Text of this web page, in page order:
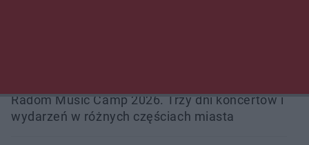
Radom Music Camp 2026. Trzy dni koncertów i
wydarzeń w różnych częściach miasta